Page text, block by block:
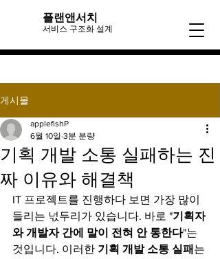
​플랜앤서치
​서비스 구조화 설계
게시물
기획 개발 소통 실패하는 진
짜 이유와 해결책
applefishP
6월 10일 3분 분량
IT 프로젝트를 진행하다 보면 가장 많이
들리는 넋두리가 있습니다. 바로 "기획자
와 개발자 간에 말이 전혀 안 통한다"는
것입니다. 이러한 기획 개발 소통 실패 는